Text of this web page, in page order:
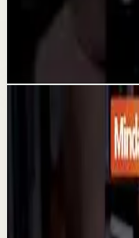
¿Eres
Videos
Media